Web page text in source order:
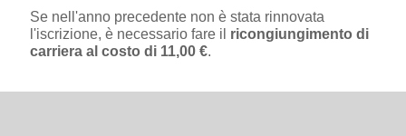
Se nell'anno precedente non è stata rinnovata
l'iscrizione, è necessario fare il ricongiungimento di
carriera al costo di 11,00 €.